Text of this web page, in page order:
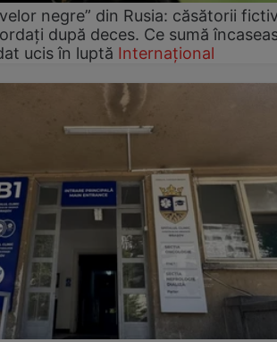
negre” din Rusia: căsătorii
după deces. Ce sumă
ucis în luptă Internațional